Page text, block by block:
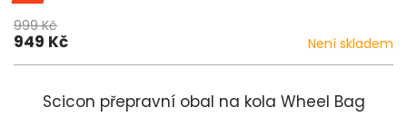
999 Kč
949 Kč Není skladem
Scicon přepravní obal na kola Wheel Bag